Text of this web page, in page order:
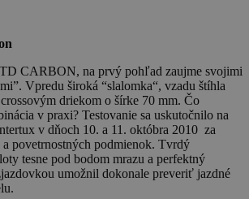
CARBON, na prvý pohľad zaujme svojimi
Vpredu široká “slalomka“, vzadu štíhla
driekom o šírke 70 mm. Čo
v praxi? Testovanie sa uskutočnilo na
v dňoch 10. a 11. októbra 2010 za
povetrnostných podmienok. Tvrdý
tesne pod bodom mrazu a perfektný
umožnil dokonale preveriť jazdné